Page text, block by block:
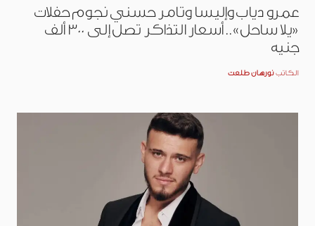
عمرو دياب وإليسا وتامر حسني نجوم حفلات
«يلا ساحل».. أسعار التذاكر تصل إلى 300 ألف
جنيه
الكاتب نورهان طلعت